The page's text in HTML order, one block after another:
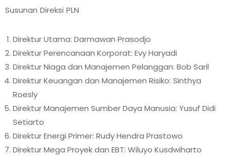
Susunan Direksi PLN
Direktur Utama: Darmawan Prasodjo
Direktur Perencanaan Korporat: Evy Haryadi
Direktur Niaga dan Manajemen Pelanggan: Bob Saril
Direktur Keuangan dan Manajemen Risiko: Sinthya
Roesly
Direktur Manajemen Sumber Daya Manusia: Yusuf Didi
Setiarto
Direktur Energi Primer: Rudy Hendra Prastowo
Direktur Mega Proyek dan EBT: Wiluyo Kusdwiharto